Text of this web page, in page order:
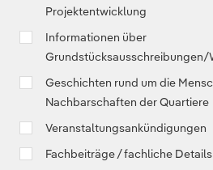
Projektentwicklung
Informationen über
Geschichten rund um die
Nachbarschaften der Quartiere
Veranstaltungsankündigungen
Fachbeiträge / fachliche Details